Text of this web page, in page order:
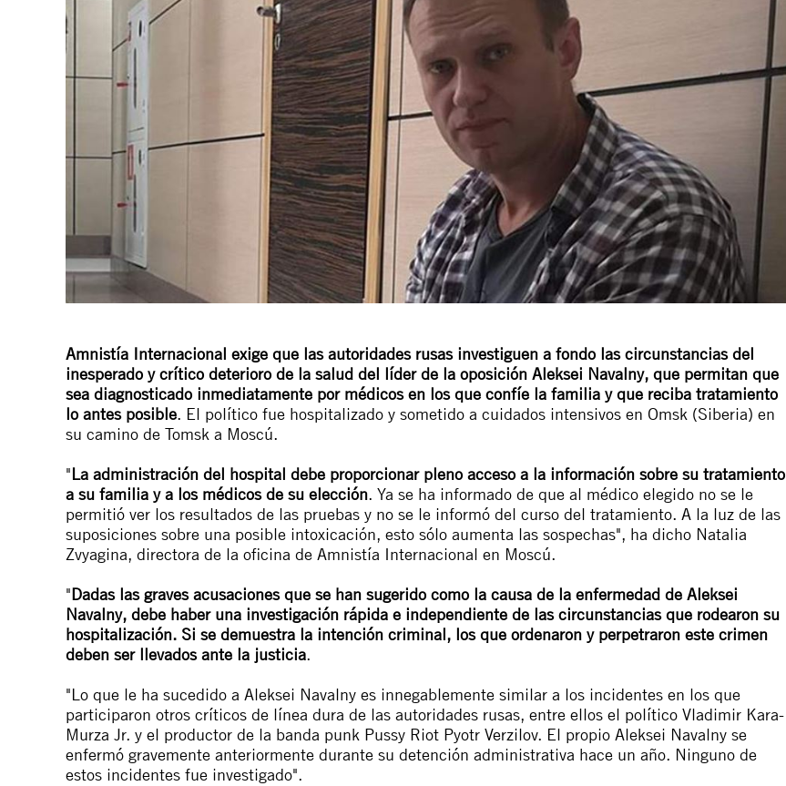
Amnistía Internacional exige que las autoridades rusas investiguen a fondo las circunstancias del
inesperado y crítico deterioro de la salud del líder de la oposición Aleksei Navalny, que permitan que
sea diagnosticado inmediatamente por médicos en los que confíe la familia y que reciba tratamiento
lo antes posible. El político fue hospitalizado y sometido a cuidados intensivos en Omsk (Siberia) en
su camino de Tomsk a Moscú.
"La administración del hospital debe proporcionar pleno acceso a la información sobre su tratamiento
a su familia y a los médicos de su elección. Ya se ha informado de que al médico elegido no se le
permitió ver los resultados de las pruebas y no se le informó del curso del tratamiento. A la luz de las
suposiciones sobre una posible intoxicación, esto sólo aumenta las sospechas", ha dicho Natalia
Zvyagina, directora de la oficina de Amnistía Internacional en Moscú.
"Dadas las graves acusaciones que se han sugerido como la causa de la enfermedad de Aleksei
Navalny, debe haber una investigación rápida e independiente de las circunstancias que rodearon su
hospitalización. Si se demuestra la intención criminal, los que ordenaron y perpetraron este crimen
deben ser llevados ante la justicia.
"Lo que le ha sucedido a Aleksei Navalny es innegablemente similar a los incidentes en los que
participaron otros críticos de línea dura de las autoridades rusas, entre ellos el político Vladimir Kara-
Murza Jr. y el productor de la banda punk Pussy Riot Pyotr Verzilov. El propio Aleksei Navalny se
enfermó gravemente anteriormente durante su detención administrativa hace un año. Ninguno de
estos incidentes fue investigado".